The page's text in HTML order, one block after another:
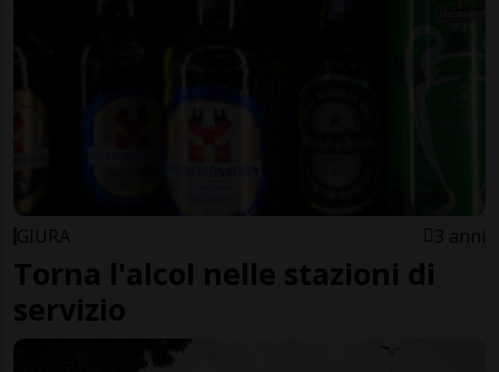
GIURA 3 anni
Torna l'alcol nelle stazioni di
servizio